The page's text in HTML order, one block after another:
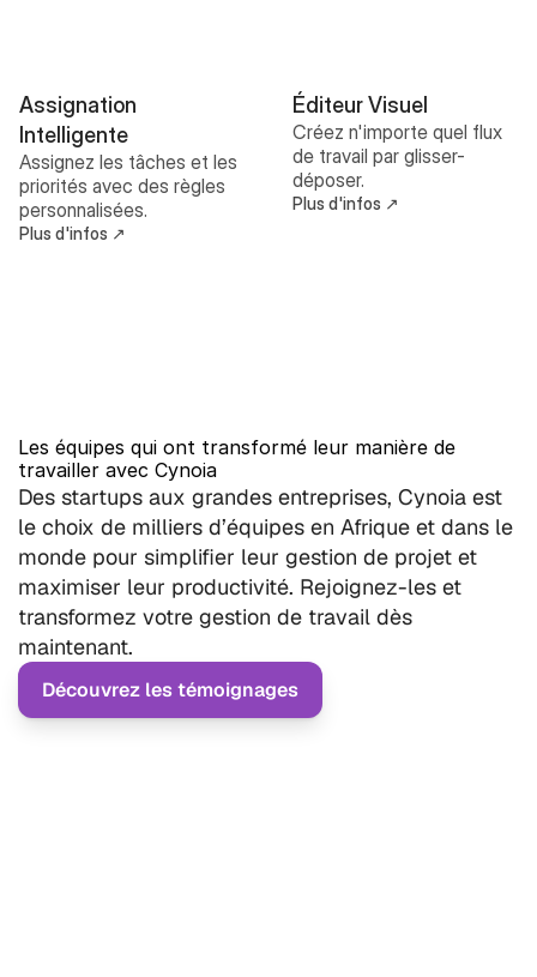
Assignation
Intelligente
Assignez les tâches et les
priorités avec des règles
personnalisées.
Plus d'infos ↗
Éditeur Visuel
Créez n'importe quel flux
de travail par glisser-
déposer.
Plus d'infos ↗
Les équipes qui ont transformé leur manière de
travailler avec Cynoia
Des startups aux grandes entreprises, Cynoia est
le choix de milliers d’équipes en Afrique et dans le
monde pour simplifier leur gestion de projet et
maximiser leur productivité. Rejoignez-les et
transformez votre gestion de travail dès
maintenant.
Découvrez les témoignages